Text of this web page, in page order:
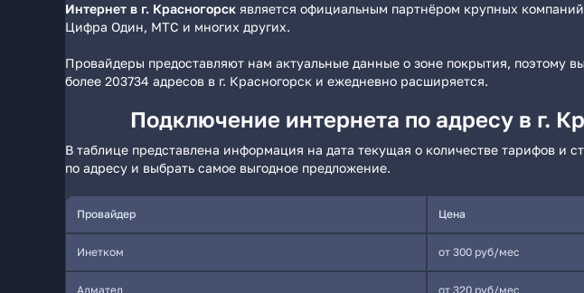
Интернет в г. Красногорск является официальным партнёром крупных
Цифра Один, МТС и многих других.
Провайдеры предоставляют нам актуальные данные о зоне покрытия, поэтому
более 203734 адресов в г. Красногорск и ежедневно расширяется.
Подключение интернета по адресу в г.
В таблице представлена информация на дата текущая о количестве тарифов и
по адресу и выбрать самое выгодное предложение.
Провайдер Цена
Инетком от 300 руб/мес
Алмател от 320 руб/мес